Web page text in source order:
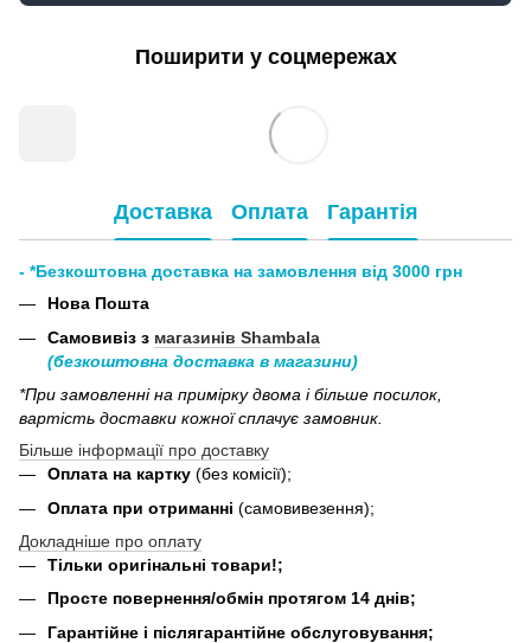
Поширити у соцмережах
Доставка Оплата Гарантія
- *Безкоштовна доставка на замовлення від 3000 грн
Нова Пошта
Самовивіз з магазинів Shambala
(безкоштовна доставка в магазини)
*При замовленні на примірку двома і більше посилок,
вартість доставки кожної сплачує замовник.
Більше інформації про доставку
Оплата на картку (без комісії);
Оплата при отриманні (самовивезення);
Докладніше про оплату
Тільки оригінальні товари!;
Просте повернення/обмін протягом 14 днів;
Гарантійне і післягарантійне обслуговування;